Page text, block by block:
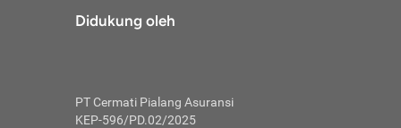
tidak
skor
Didukung oleh
PT Cermati Pialang Asuransi
KEP-596/PD.02/2025